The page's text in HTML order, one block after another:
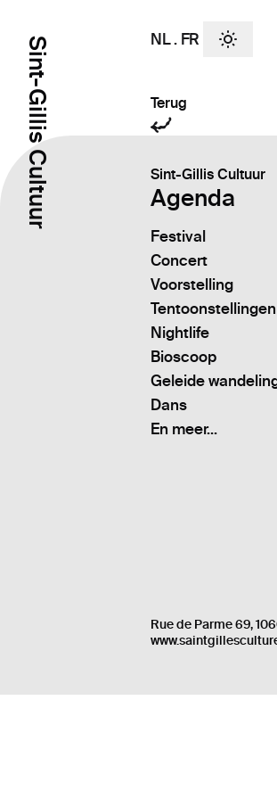
Sint-Gillis Cultuur NL . FR
Terug
Sint-Gillis Cultuur
Agenda
Festival
Concert
Voorstelling
Tentoonstellingen
Nightlife
Bioscoop
Geleide
Dans
En meer...
Rue de Parme 69,